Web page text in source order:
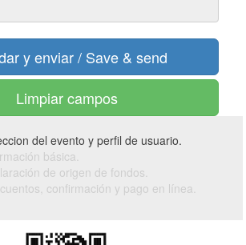
Limpiar campos
del evento y perfil de usuario.
básica.
de origen de fondos.
confirmación y pago en línea.